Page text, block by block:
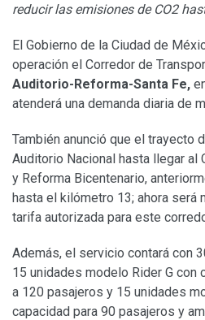
reducir las emisiones de CO2
El Gobierno de la Ciudad de
operación el Corredor de
Auditorio-Reforma-Santa Fe,
atenderá una demanda diaria de
También anunció que el trayecto
Auditorio Nacional hasta llegar al
y Reforma Bicentenario,
hasta el kilómetro 13; ahora será
tarifa autorizada para este
Además, el servicio contará con
15 unidades modelo Rider G con
a 120 pasajeros y 15 unidades
capacidad para 90 pasajeros y